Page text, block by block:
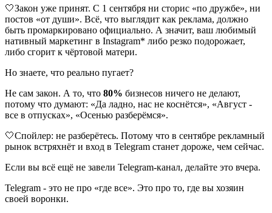
🤍Закон уже принят. С 1 сентября ни сторис «по дружбе», ни
постов «от души». Всё, что выглядит как реклама, должно
быть промаркировано официально. А значит, ваш любимый
нативный маркетинг в Instagram* либо резко подорожает,
либо сгорит к чёртовой матери.
Но знаете, что реально пугает?
Не сам закон. А то, что 80% бизнесов ничего не делают,
потому что думают: «Да ладно, нас не коснётся», «Август -
все в отпусках», «Осенью разберёмся».
🤍Спойлер: не разберётесь. Потому что в сентябре рекламный
рынок встряхнёт и вход в Telegram станет дороже, чем сейчас.
Если вы всё ещё не завели Telegram-канал, делайте это вчера.
Telegram - это не про «где все». Это про то, где вы хозяин
своей воронки.